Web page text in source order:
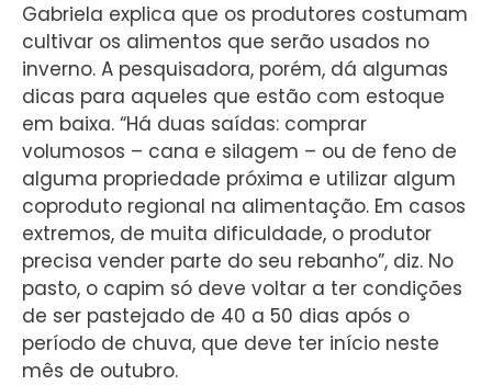
Gabriela explica que os produtores costumam
cultivar os alimentos que serão usados no
inverno. A pesquisadora, porém, dá algumas
dicas para aqueles que estão com estoque
em baixa. “Há duas saídas: comprar
volumosos – cana e silagem – ou de feno de
alguma propriedade próxima e utilizar algum
coproduto regional na alimentação. Em casos
extremos, de muita dificuldade, o produtor
precisa vender parte do seu rebanho”, diz. No
pasto, o capim só deve voltar a ter condições
de ser pastejado de 40 a 50 dias após o
período de chuva, que deve ter início neste
mês de outubro.